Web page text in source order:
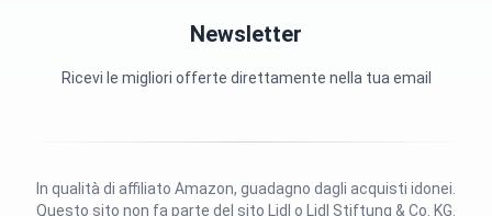
Newsletter
Ricevi le migliori offerte direttamente nella tua email
Questo sito non fa parte del sito Lidl o Lidl Stiftung & Co. KG.
In qualità di affiliato Amazon, guadagno dagli acquisti idonei.